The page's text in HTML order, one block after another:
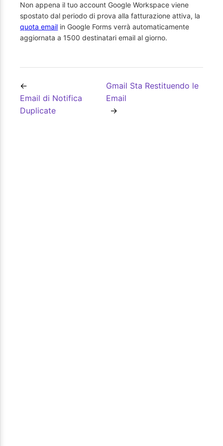
Non appena il tuo account Google Workspace viene
spostato dal periodo di prova alla fatturazione attiva, la
quota email in Google Forms verrà automaticamente
aggiornata a 1500 destinatari email al giorno.
Email di Notifica
Duplicate
Gmail Sta Restituendo le
Email